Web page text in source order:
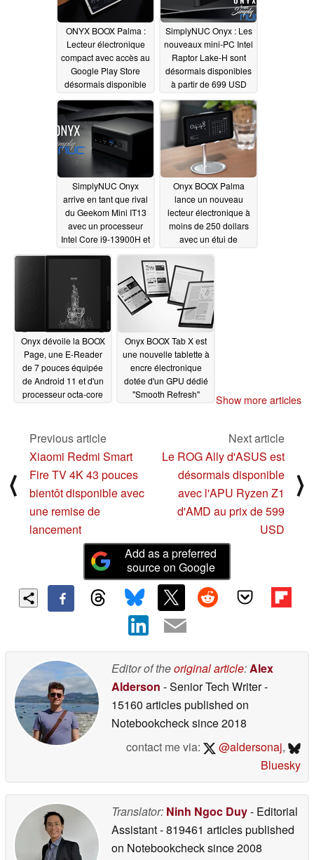
ONYX BOOX Palma :
Lecteur électronique
compact avec accès au
Google Play Store
désormais disponible
Unis09/21/2023
SimplyNUC Onyx : Les
nouveaux mini-PC Intel
Raptor Lake-H sont
désormais disponibles
à partir de 699 USD
08/30/2023
SimplyNUC Onyx
arrive en tant que rival
du Geekom Mini IT13
avec un processeur
Intel Core i9-13900H et
Onyx BOOX Palma
lance un nouveau
lecteur électronique à
moins de 250 dollars
avec un étui de
07/12/2023
Onyx dévoile la BOOX
Page, une E-Reader
de 7 pouces équipée
de Android 11 et d'un
processeur octa-core
Onyx BOOX Tab X est
une nouvelle tablette à
encre électronique
dotée d'un GPU dédié
"Smooth Refresh"
Show more articles
⟨
Previous article
Xiaomi Redmi Smart
Fire TV 4K 43 pouces
bientôt disponible avec
une remise de
lancement
Next article
Le ROG Ally d'ASUS est
désormais disponible
avec l'APU Ryzen Z1
d'AMD au prix de 599
USD
⟩
Add as a preferred
source on Google
Editor of theoriginal article:Alex
Alderson - Senior Tech Writer-
15160 articles published on
Notebookchecksince 2018
contact me via:
@aldersonaj,
Bluesky
Translator: Ninh Ngoc Duy- Editorial
Assistant- 819461 articles published
on Notebookchecksince 2008